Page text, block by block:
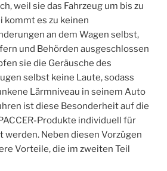
weil sie das Fahrzeug um bis zu
kommt es zu keinen
an dem Wagen selbst,
und Behörden ausgeschlossen
sie die Geräusche des
selbst keine Laute, sodass
Lärmniveau in seinem Auto
ist diese Besonderheit auf die
Produkte individuell für
Neben diesen Vorzügen
Vorteile, die im zweiten Teil